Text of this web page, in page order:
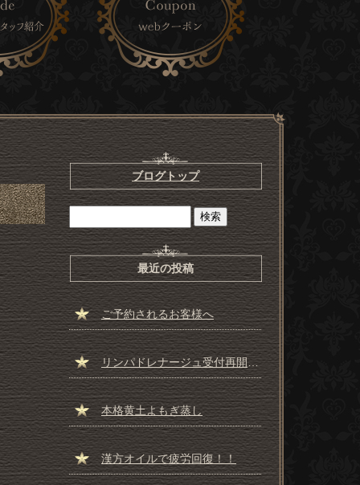
ブログトップ
最近の投稿
ご予約されるお客様へ
リンパドレナージュ受付再開しました☆彡
本格黄土よもぎ蒸し
漢方オイルで疲労回復！！